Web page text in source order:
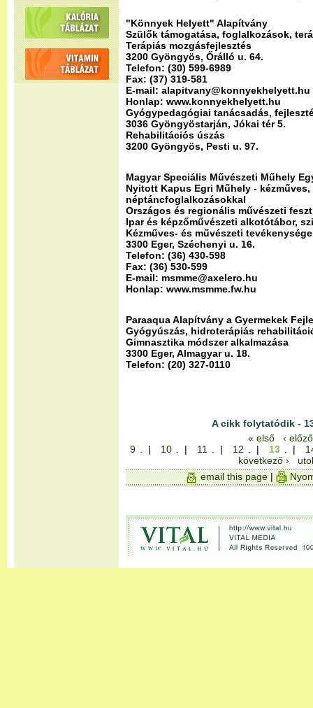
"Könnyek Helyett" Alapítvány
Szülők támogatása, foglalkozások,
Terápiás mozgásfejlesztés
3200 Gyöngyös, Őrálló u. 64.
Telefon: (30) 599-6989
Fax: (37) 319-581
E-mail: alapitvany@konnyekhelyett.hu
Honlap: www.konnyekhelyett.hu
Gyógypedagógiai tanácsadás,
3036 Gyöngyöstarján, Jókai tér 5.
Rehabilitációs úszás
3200 Gyöngyös, Pesti u. 97.
Magyar Speciális Művészeti Műhely
Nyitott Kapus Egri Műhely -
néptáncfoglalkozásokkal
Országos és regionális művészeti
Ipar és képzőművészeti alkotótábor,
Kézműves- és művészeti
3300 Eger, Széchenyi u. 16.
Telefon: (36) 430-598
Fax: (36) 530-599
E-mail: msmme@axelero.hu
Honlap: www.msmme.fw.hu
Paraaqua Alapítvány a Gyermekek
Gyógyúszás, hidroterápiás
Gimnasztika módszer alkalmazása
3300 Eger, Almagyar u. 18.
Telefon: (20) 327-0110
A cikk folytatódik -
« első
‹ előző
9
. | 10 . | 11 . | 12 . | 13 . |
következő ›
email this page |